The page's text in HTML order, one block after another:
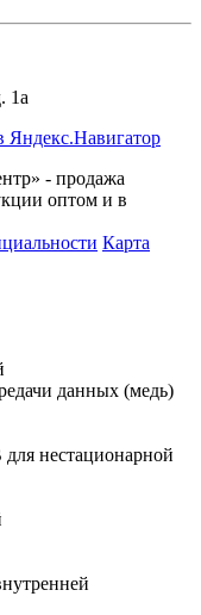
1а
- продажа
оптом и в
Карта
данных (медь)
нестационарной